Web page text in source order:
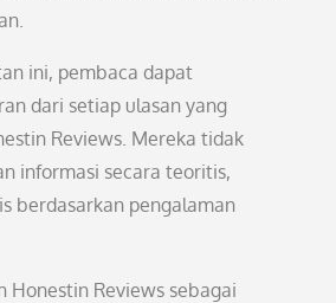
ini, pembaca dapat
dari setiap ulasan yang
Reviews. Mereka tidak
informasi secara teoritis,
berdasarkan pengalaman
Honestin Reviews sebagai